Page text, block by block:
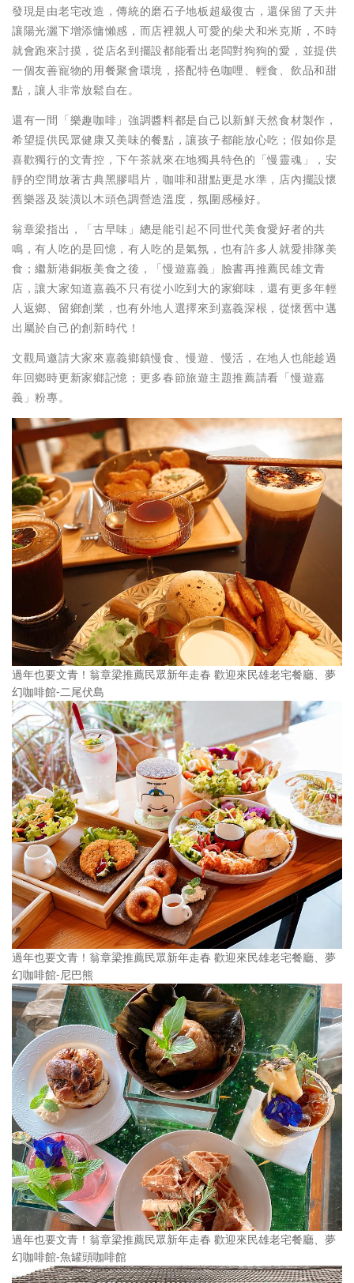
發現是由老宅改造，傳統的磨石子地板超級復古，還保留了天井
讓陽光灑下增添慵懶感，而店裡親人可愛的柴犬和米克斯，不時
就會跑來討摸，從店名到擺設都能看出老闆對狗狗的愛，並提供
一個友善寵物的用餐聚會環境，搭配特色咖哩、輕食、飲品和甜
點，讓人非常放鬆自在。
還有一間「樂趣咖啡」強調醬料都是自己以新鮮天然食材製作，
希望提供民眾健康又美味的餐點，讓孩子都能放心吃；假如你是
喜歡獨行的文青控，下午茶就來在地獨具特色的「慢靈魂」，安
靜的空間放著古典黑膠唱片，咖啡和甜點更是水準，店內擺設懷
舊樂器及裝潢以木頭色調營造溫度，氛圍感極好。
翁章梁指出，「古早味」總是能引起不同世代美食愛好者的共
鳴，有人吃的是回憶，有人吃的是氣氛，也有許多人就愛排隊美
食；繼新港銅板美食之後，「慢遊嘉義」臉書再推薦民雄文青
店，讓大家知道嘉義不只有從小吃到大的家鄉味，還有更多年輕
人返鄉、留鄉創業，也有外地人選擇來到嘉義深根，從懷舊中邁
出屬於自己的創新時代！
文觀局邀請大家來嘉義鄉鎮慢食、慢遊、慢活，在地人也能趁過
年回鄉時更新家鄉記憶；更多春節旅遊主題推薦請看「慢遊嘉
義」粉專。
過年也要文青！翁章梁推薦民眾新年走春 歡迎來民雄老宅餐廳、夢
幻咖啡館-二尾伏島
過年也要文青！翁章梁推薦民眾新年走春 歡迎來民雄老宅餐廳、夢
幻咖啡館-尼巴熊
過年也要文青！翁章梁推薦民眾新年走春 歡迎來民雄老宅餐廳、夢
幻咖啡館-魚罐頭咖啡館